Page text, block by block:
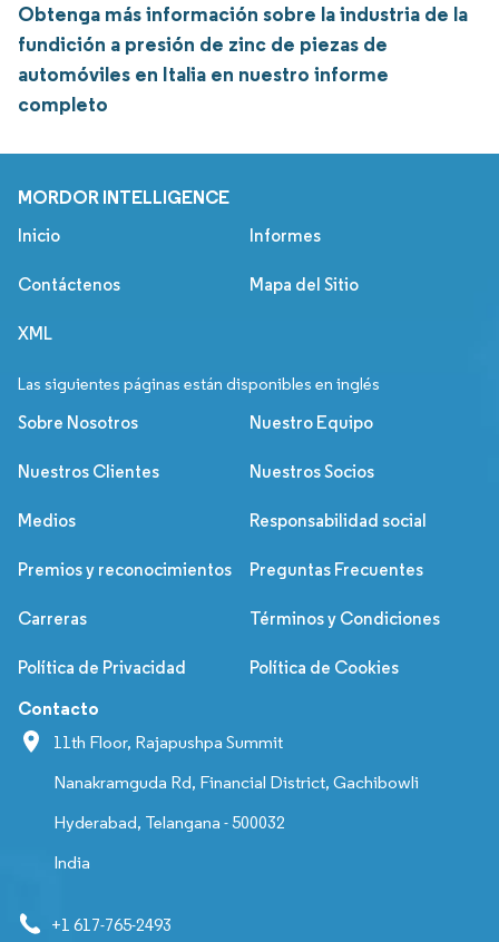
Obtenga más información sobre la industria de la
fundición a presión de zinc de piezas de
automóviles en Italia en nuestro informe
completo
MORDOR INTELLIGENCE
Inicio Informes
Contáctenos Mapa del Sitio
XML
Las siguientes páginas están disponibles en inglés
Sobre Nosotros Nuestro Equipo
Nuestros Clientes Nuestros Socios
Medios Responsabilidad social
Premios y reconocimientos Preguntas Frecuentes
Carreras Términos y Condiciones
Política de Privacidad Política de Cookies
Contacto
11th Floor, Rajapushpa Summit
Nanakramguda Rd, Financial District, Gachibowli
Hyderabad, Telangana - 500032
India
+1 617-765-2493